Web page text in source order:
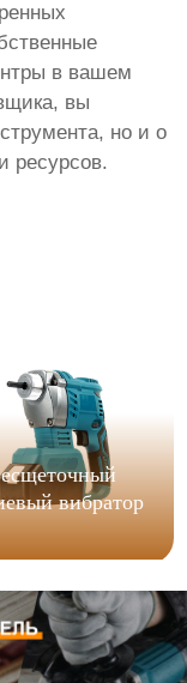
в вашем
вы
но и о
ресурсов.
вибратор